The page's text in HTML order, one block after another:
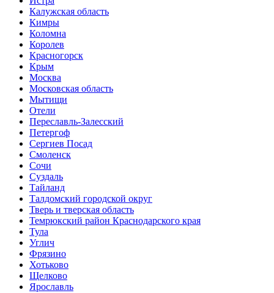
Калужская область
Кимры
Коломна
Королев
Красногорск
Крым
Москва
Московская область
Мытищи
Отели
Переславль-Залесский
Петергоф
Сергиев Посад
Смоленск
Сочи
Суздаль
Тайланд
Талдомский городской округ
Тверь и тверская область
Темрюкский район Краснодарского края
Тула
Углич
Фрязино
Хотьково
Щелково
Ярославль